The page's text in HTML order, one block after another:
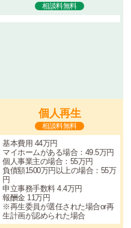
相談料無料
個人再生
相談料無料
基本費用 44万円
マイホームがある場合：49.5万円
個人事業主の場合：55万円
負債額1500万円以上の場合：55万
円
申立事務手数料 4.4万円
報酬金 11万円
※再生委員が選任された場合or再
生計画が認められた場合